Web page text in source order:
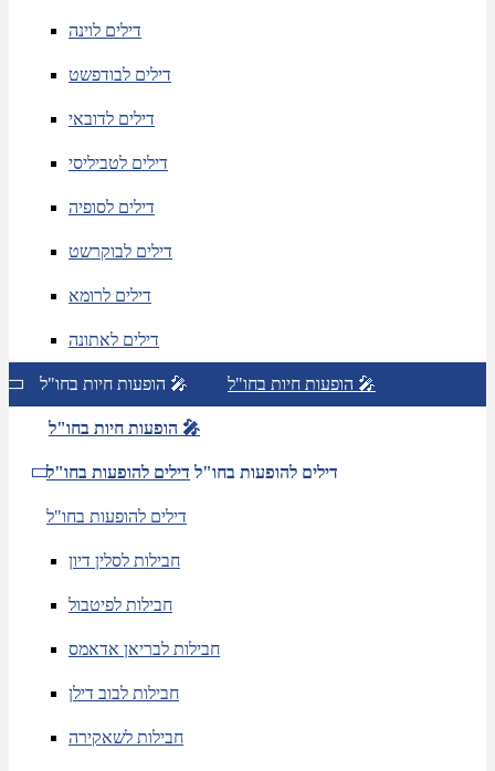
דילים לוינה
דילים לבודפשט
דילים לדובאי
דילים לטביליסי
דילים לסופיה
דילים לבוקרשט
דילים לרומא
דילים לאתונה
הופעות חיות בחו"ל 🎤 הופעות חיות בחו"ל 🎤
הופעות חיות בחו"ל 🎤
דילים להופעות בחו"ל דילים להופעות בחו"ל
דילים להופעות בחו"ל
חבילות לסלין דיון
חבילות לפיטבול
חבילות לבריאן אדאמס
חבילות לבוב דילן
חבילות לשאקירה